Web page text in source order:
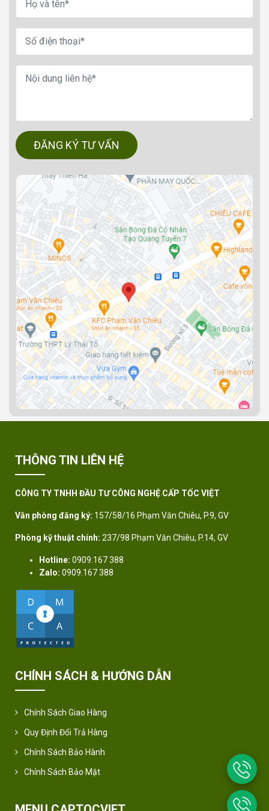
ĐĂNG KÝ TƯ VẤN
THÔNG TIN LIÊN HỆ
CÔNG TY TNHH ĐẦU TƯ CÔNG NGHỆ CẤP TỐC VIỆT
Văn phòng đăng ký: 157/58/16 Phạm Văn Chiêu, P.9, GV
Phòng kỹ thuật chính: 237/98 Phạm Văn Chiêu, P.14, GV
Hotline: 0909.167 388
Zalo: 0909.167 388
CHÍNH SÁCH & HƯỚNG DẪN
Chính Sách Giao Hàng
Quy Định Đổi Trả Hàng
Chính Sách Bảo Hành
Chính Sách Bảo Mật